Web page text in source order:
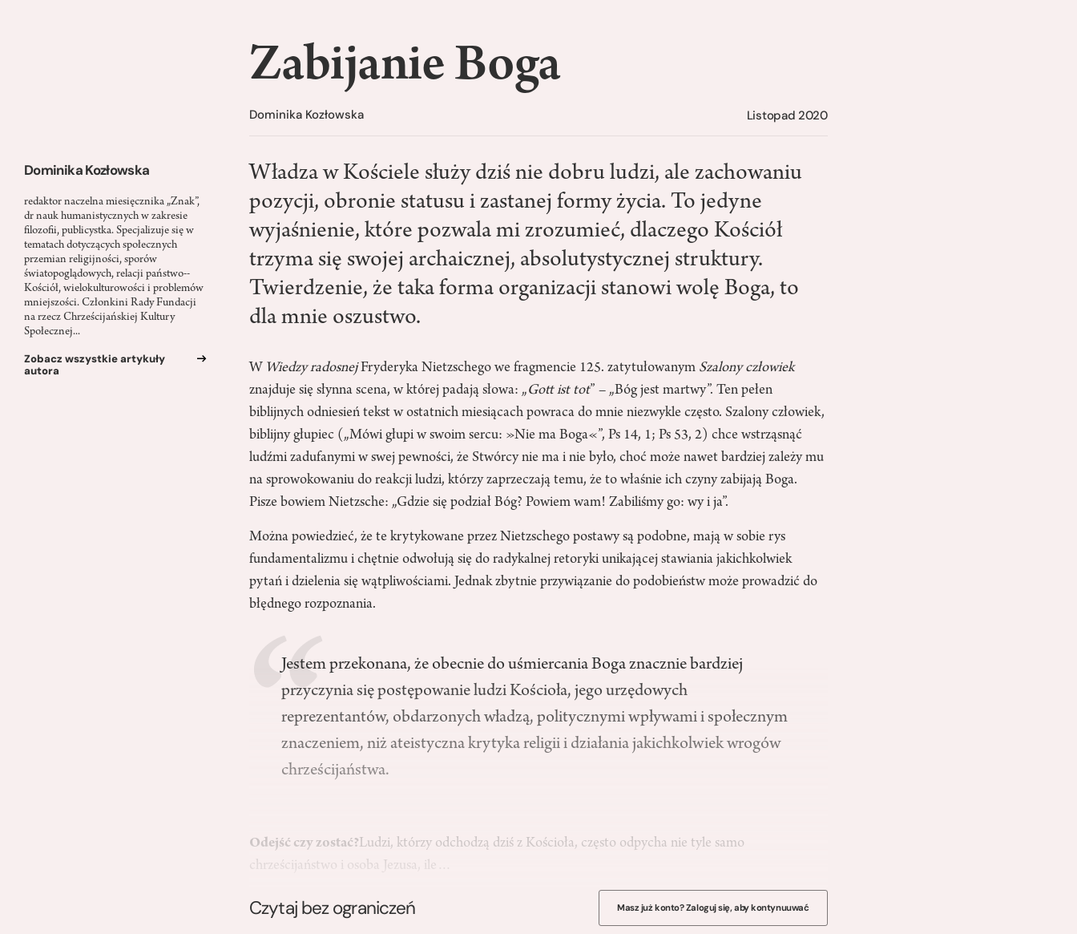
Dominika Kozłowska
redaktor naczelna miesięcznika „Znak”,
dr nauk humanistycznych w zakresie
filozofii, publicystka. Specjalizuje się w
tematach dotyczących społecznych
przemian religijności, sporów
światopoglądowych, relacji państwo-­
Kościół, wielokulturowości i problemów
mniejszości. Członkini Rady Fundacji
na rzecz Chrześcijańskiej Kultury
Społecznej...
Zobacz wszystkie artykuły
autora
Zabijanie Boga
Dominika Kozłowska Listopad 2020
Władza w Kościele służy dziś nie dobru ludzi, ale zachowaniu
pozycji, obronie statusu i zastanej formy życia. To jedyne
wyjaśnienie, które pozwala mi zrozumieć, dlaczego Kościół
trzyma się swojej archaicznej, absolutystycznej struktury.
Twierdzenie, że taka forma organizacji stanowi wolę Boga, to
dla mnie oszustwo.
W Wiedzy radosnejFryderyka Nietzschego we fragmencie 125. zatytułowanym Szalony człowiek
znajduje się słynna scena, w której padają słowa: „Gott ist tot” – „Bóg jest martwy”. Ten pełen
biblijnych odniesień tekst w ostatnich miesiącach powraca do mnie niezwykle często. Szalony człowiek,
biblijny głupiec („Mówi głupi w swoim sercu: »Nie ma Boga«”, Ps 14, 1; Ps 53, 2) chce wstrząsnąć
ludźmi zadufanymi w swej pewności, że Stwórcy nie ma i nie było, choć może nawet bardziej zależy mu
na sprowokowaniu do reakcji ludzi, którzy zaprzeczają temu, że to właśnie ich czyny zabijają Boga.
Pisze bowiem Nietzsche: „Gdzie się podział Bóg? Powiem wam! Zabiliśmy go: wy i ja”.
Można powiedzieć, że te krytykowane przez Nietzschego postawy są podobne, mają w sobie rys
fundamentalizmu i chętnie odwołują się do radykalnej retoryki unikającej stawiania jakichkolwiek
pytań i dzielenia się wątpliwościami. Jednak zbytnie przywiązanie do podobieństw może prowadzić do
błędnego rozpoznania.
Jestem przekonana, że obecnie do uśmiercania Boga znacznie bardziej
przyczynia się postępowanie ludzi Kościoła, jego urzędowych
reprezentantów, obdarzonych władzą, politycznymi wpływami i społecznym
znaczeniem, niż ateistyczna krytyka religii i działania jakichkolwiek wrogów
chrześcijaństwa.
Odejść czy zostać?Ludzi, którzy odchodzą dziś z Kościoła, często odpycha nie tyle samo
chrześcijaństwo i osoba Jezusa, ile…
Czytaj bez ograniczeń Masz już konto? Zaloguj się, aby kontynuuwać